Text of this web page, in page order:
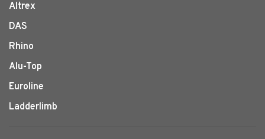
Altrex
DAS
Rhino
Alu-Top
Euroline
Ladderlimb